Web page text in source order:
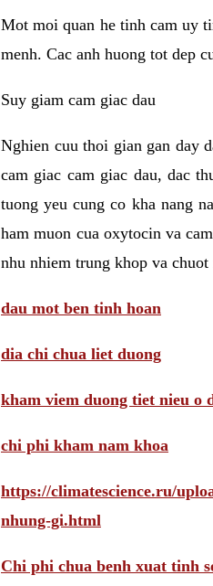
Mot moi quan he tinh cam uy
menh. Cac anh huong tot dep
Suy giam cam giac dau
Nghien cuu thoi gian gan day
cam giac cam giac dau, dac
tuong yeu cung co kha nang
ham muon cua oxytocin va
nhu nhiem trung khop va chuot
dau mot ben tinh hoan
dia chi chua liet duong
kham viem duong tiet nieu o
chi phi kham nam khoa
https://climatescience.ru/
nhung-gi.html
Chi phi chua benh xuat tinh